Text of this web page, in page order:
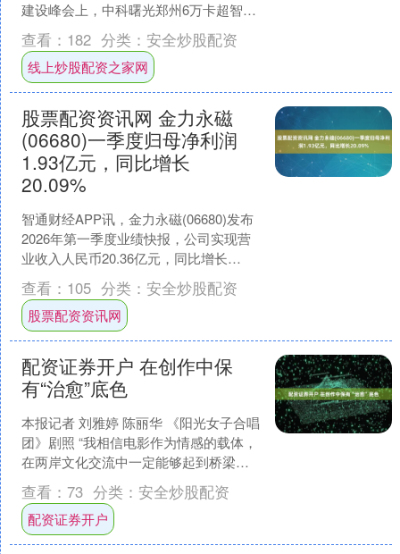
建设峰会上，中科曙光郑州6万卡超智融
合算力集群正式接入全国一体化算力
网，这是我国目....
查看： 182 分类： 安全炒股配资
线上炒股配资之家网
股票配资资讯网 金力永磁
(06680)一季度归母净利润
1.93亿元，同比增长
20.09%
智通财经APP讯，金力永磁(06680)发布
2026年第一季度业绩快报，公司实现营
业收入人民币20.36亿元，同比增长
16.05%，实现归属于上市公司股东的净
利....
查看： 105 分类： 安全炒股配资
股票配资资讯网
配资证券开户 在创作中保
有“治愈”底色
本报记者 刘雅婷 陈丽华 《阳光女子合唱
团》剧照 “我相信电影作为情感的载体，
在两岸文化交流中一定能够起到桥梁的
作用。”台湾导演林孝谦在接受《环球时
报》记者专访....
查看： 73 分类： 安全炒股配资
配资证券开户